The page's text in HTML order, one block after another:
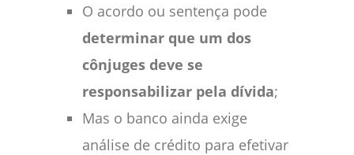
O acordo ou sentença pode
determinar que um dos
cônjuges deve se
responsabilizar pela dívida;
Mas o banco ainda exige
análise de crédito para efetivar